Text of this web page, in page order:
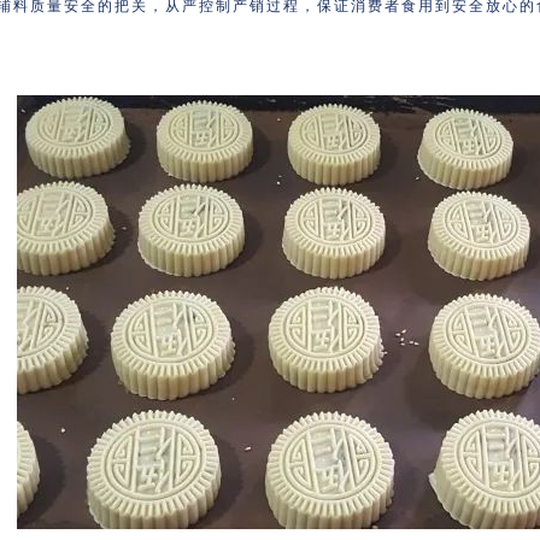
料质量安全的把关，从严控制产销过程，保证消费者食用到安全放心